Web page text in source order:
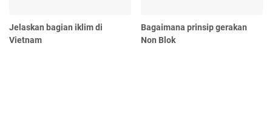
Jelaskan bagian iklim di
Vietnam
Bagaimana prinsip gerakan
Non Blok